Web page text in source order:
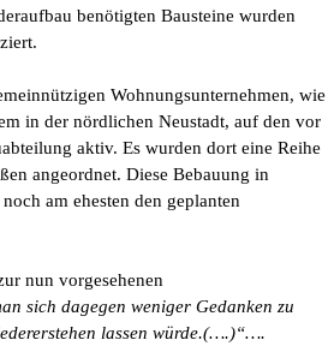
benötigten Bausteine wurden
Wohnungsunternehmen, wie
in der nördlichen Neustadt, auf den vor
aktiv. Es wurden dort eine Reihe
angeordnet. Diese Bebauung in
am ehesten den geplanten
nun vorgesehenen
sich dagegen weniger Gedanken zu
lassen würde.(….)“….